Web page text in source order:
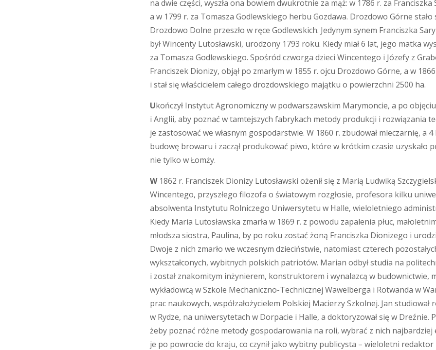
na dwie części, wyszła ona bowiem dwukrotnie za mąż: w 1786 r. za
a w 1799 r. za Tomasza Godlewskiego herbu Gozdawa. Drozdowo Górne stało
Drozdowo Dolne przeszło w ręce Godlewskich. Jedynym synem Franciszka
był Wincenty Lutosławski, urodzony 1793 roku. Kiedy miał 6 lat, jego matka
za Tomasza Godlewskiego. Spośród czworga dzieci Wincentego i Józefy z
Franciszek Dionizy, objął po zmarłym w 1855 r. ojcu Drozdowo Górne, a w
i stał się właścicielem całego drozdowskiego majątku o powierzchni 2500 ha.
Ukończył Instytut Agronomiczny w podwarszawskim Marymoncie, a po
i Anglii, aby poznać w tamtejszych fabrykach metody produkcji i rozwiązania
je zastosować we własnym gospodarstwie. W 1860 r. zbudował mleczarnię, a
budowę browaru i zaczął produkować piwo, które w krótkim czasie uzyskało
nie tylko w Łomży.
W1862 r. Franciszek Dionizy Lutosławski ożenił się z Marią Ludwiką
Wincentego, przyszłego filozofa o światowym rozgłosie, profesora kilku
absolwenta Instytutu Rolniczego Uniwersytetu w Halle, wieloletniego
Kiedy Maria Lutosławska zmarła w 1869 r. z powodu zapalenia płuc,
młodsza siostra, Paulina, by po roku zostać żoną Franciszka Dionizego i
Dwoje z nich zmarło we wczesnym dzieciństwie, natomiast czterech
wykształconych, wybitnych polskich patriotów. Marian odbył studia na
i został znakomitym inżynierem, konstruktorem i wynalazcą w budownictwie,
wykładowcą w Szkole Mechaniczno-Technicznej Wawelberga i Rotwanda w
prac naukowych, współzałożycielem Polskiej Macierzy Szkolnej. Jan
w Rydze, na uniwersytetach w Dorpacie i Halle, a doktoryzował się w Dreźnie.
żeby poznać różne metody gospodarowania na roli, wybrać z nich
je po powrocie do kraju, co czynił jako wybitny publicysta – wieloletni redaktor